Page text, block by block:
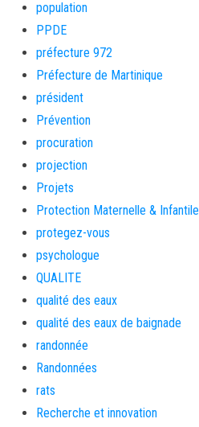
population
PPDE
préfecture 972
Préfecture de Martinique
président
Prévention
procuration
projection
Projets
Protection Maternelle & Infantile
protegez-vous
psychologue
QUALITE
qualité des eaux
qualité des eaux de baignade
randonnée
Randonnées
rats
Recherche et innovation